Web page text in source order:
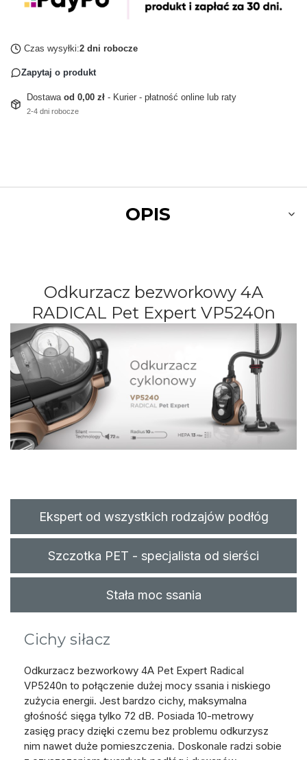
Czas wysyłki:2 dni robocze
Zapytaj o produkt
Dostawa od 0,00 zł - Kurier - płatność online lub raty
2-4 dni robocze
OPIS
Odkurzacz bezworkowy 4A
RADICAL Pet Expert VP5240n
Ekspert od wszystkich rodzajów podłóg
Szczotka PET - specjalista od sierści
Stała moc ssania
Cichy siłacz
Odkurzacz bezworkowy 4A Pet Expert Radical
VP5240n to połączenie dużej mocy ssania i niskiego
zużycia energii. Jest bardzo cichy, maksymalna
głośność sięga tylko 72 dB. Posiada 10-metrowy
zasięg pracy dzięki czemu bez problemu odkurzysz
nim nawet duże pomieszczenia. Doskonale radzi sobie